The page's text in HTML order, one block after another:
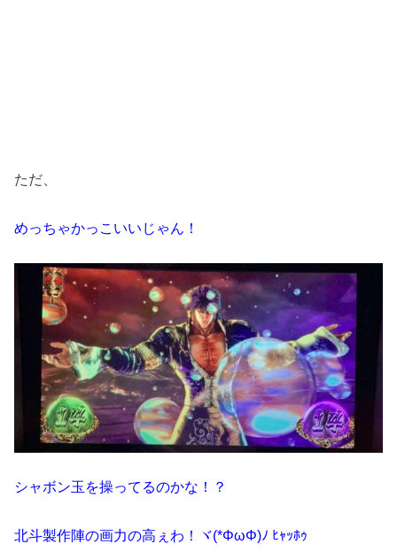
ただ、
めっちゃかっこいいじゃん！
シャボン玉を操ってるのかな！？
北斗製作陣の画力の高ぇわ！ヾ(*ΦωΦ)ﾉ ﾋｬｯﾎｩ